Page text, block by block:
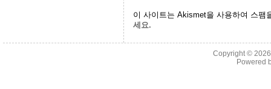
이 사이트는 Akismet을 사용하여 스팸
세요.
Copyright ©
Powered